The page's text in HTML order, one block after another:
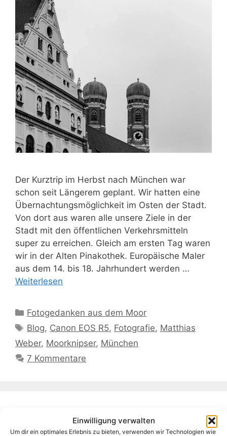
Einwilligung verwalten
Um dir ein optimales Erlebnis zu bieten, verwenden wir Technologien wie
Der Kurztrip im Herbst nach München war
schon seit Längerem geplant. Wir hatten eine
Übernachtungsmöglichkeit im Osten der Stadt.
Von dort aus waren alle unsere Ziele in der
Stadt mit den öffentlichen Verkehrsmitteln
super zu erreichen. Gleich am ersten Tag waren
wir in der Alten Pinakothek. Europäische Maler
aus dem 14. bis 18. Jahrhundert werden …
Weiterlesen
Kategorien
Fotogedanken aus dem Moor
Schlagwörter
Blog, Canon EOS R5, Fotografie, Matthias
Weber, Moorknipser, München
7 Kommentare